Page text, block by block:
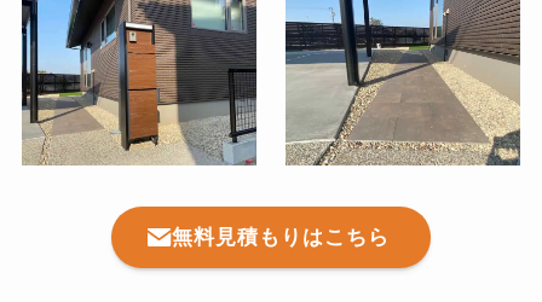
無料見積もりはこちら